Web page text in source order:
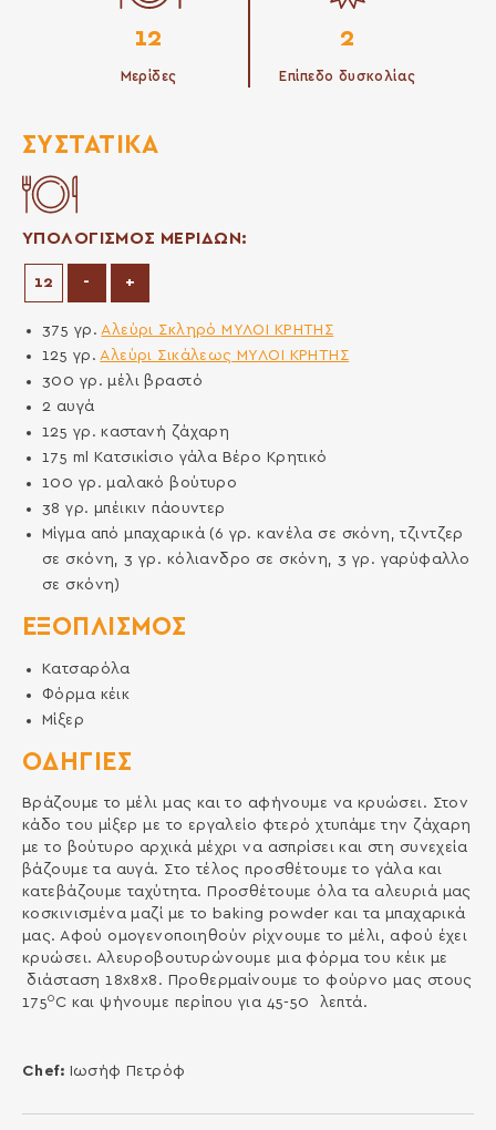
12
Μερίδες
2
Επίπεδο δυσκολίας
ΟΔΗΓΙΕΣ
Βράζουμε το μέλι μας και το αφήνουμε να κρυώσει. Στον
κάδο του μίξερ με το εργαλείο φτερό χτυπάμε την ζάχαρη
με το βούτυρο αρχικά μέχρι να ασπρίσει και στη συνεχεία
βάζουμε τα αυγά. Στο τέλος προσθέτουμε το γάλα και
κατεβάζουμε ταχύτητα. Προσθέτουμε όλα τα αλευριά μας
κοσκινισμένα μαζί με το baking powder και τα μπαχαρικά
μας. Αφού ομογενοποιηθούν ρίχνουμε το μέλι, αφού έχει
κρυώσει. Αλευροβουτυρώνουμε μια φόρμα του κέικ με
διάσταση 18x8x8. Προθερμαίνουμε το φούρνο μας στους
1750 C και ψήνουμε περίπου για 45-50 λεπτά.
Chef: Ιωσήφ Πετρόφ
ΣΥΣΤΑΤΙΚΆ
ΥΠΟΛΟΓΙΣΜΟΣ ΜΕΡΙΔΩΝ:
- Μείωση μερίδων
+Αύξηση μερίδων
375 γρ. Αλεύρι Σκληρό ΜΥΛΟΙ ΚΡΗΤΗΣ
125 γρ. Αλεύρι Σικάλεως ΜΥΛΟΙ ΚΡΗΤΗΣ
300 γρ.μέλι βραστό
2 αυγά
125 γρ.καστανή ζάχαρη
175 ml Κατσικίσιο γάλα Βέρο Κρητικό
100 γρ.μαλακό βούτυρο
38γρ. μπέικιν πάουντερ
Μίγμα από μπαχαρικά (6 γρ. κανέλα σε σκόνη, τζιντζερ
σε σκόνη, 3 γρ. κόλιανδρο σε σκόνη, 3 γρ. γαρύφαλλο
σε σκόνη)
ΕΞΟΠΛΙΣΜΌΣ
Κατσαρόλα
Φόρμα κέικ
Μίξερ